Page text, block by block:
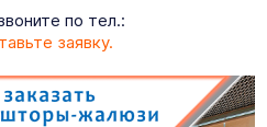
по тел.:
заявку.